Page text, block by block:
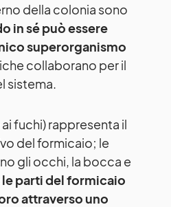
della colonia sono
in sé può essere
superorganismo
collaborano per il
sistema.
fuchi) rappresenta il
del formicaio; le
gli occhi, la bocca e
le parti del formicaio
attraverso uno